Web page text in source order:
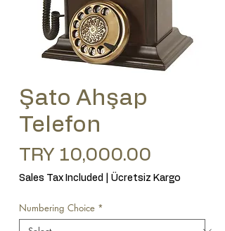
Şato Ahşap
Telefon
TRY 10,000.00
Sales Tax Included Ücretsiz Kargo
Numbering Choice *